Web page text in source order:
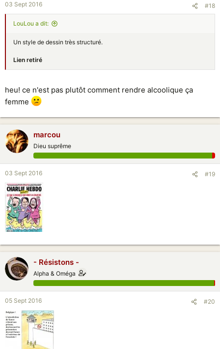
03 Sept 2016 #18
LouLou a dit:
Un style de dessin très structuré.
Lien retiré
heu! ce n'est pas plutôt comment rendre alcoolique ça
femme
marcou
Dieu suprême
03 Sept 2016 #19
- Résistons -
Alpha & Oméga
05 Sept 2016 #20